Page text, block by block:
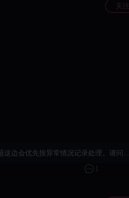
关注
后续需要补充注册报错截图、页面提示或相关信息，也可以前往社区小女仆bug收集贴留言，客服同学会尽快帮您排查。